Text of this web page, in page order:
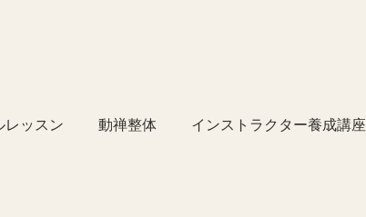
レッスン 動禅整体 インストラクター養成講座